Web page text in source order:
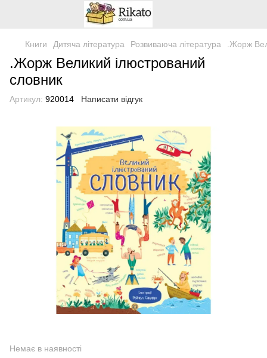
Книги Дитяча література Розвиваюча література .Жорж
.Жорж Великий ілюстрований
словник
Артикул: 920014 Написати відгук
Немає в наявності